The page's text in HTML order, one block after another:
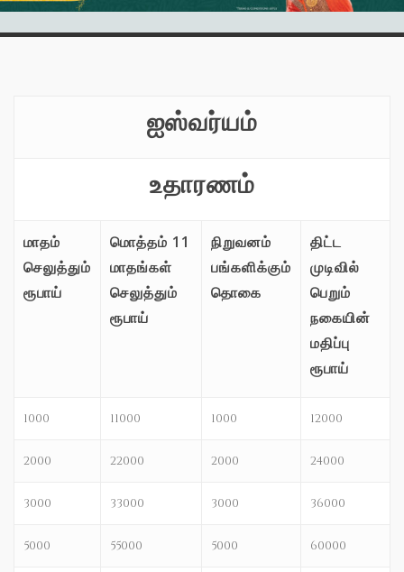
ஐஸ்வர்யம்
உதாரணம்
மாதம்
செலுத்தும்
ரூபாய்
மொத்தம் 11
மாதங்கள்
செலுத்தும்
ரூபாய்
நிறுவனம்
பங்களிக்கும்
தொகை
திட்ட
முடிவில்
பெறும்
நகையின்
மதிப்பு
ரூபாய்
1000 11000 1000 12000
2000 22000 2000 24000
3000 33000 3000 36000
5000 55000 5000 60000